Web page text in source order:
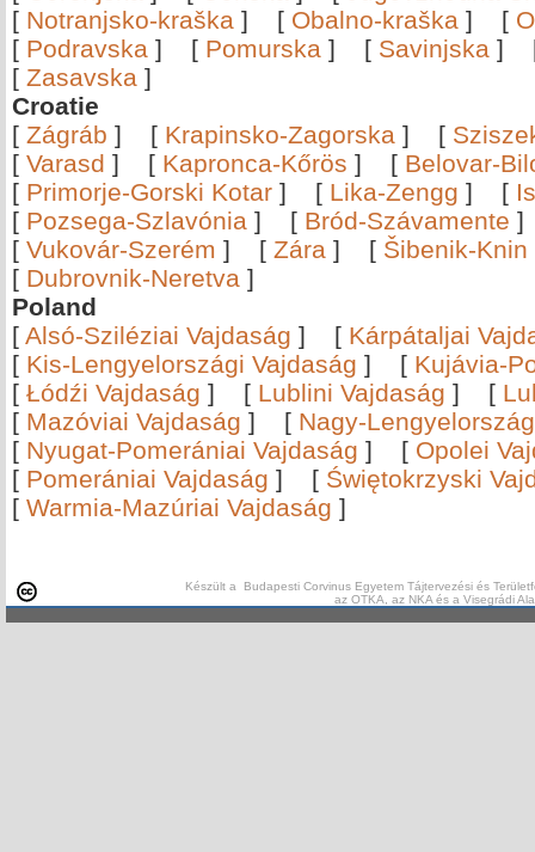
[ Notranjsko-kraška ] [ Obalno-kraška ] [
[ Podravska ] [ Pomurska ] [ Savinjska ]
[ Zasavska ]
Croatie
[ Zágráb ] [ Krapinsko-Zagorska ] [
[ Varasd ] [ Kapronca-Kőrös ] [ Belovar-
[ Primorje-Gorski Kotar ] [ Lika-Zengg ] [
[ Pozsega-Szlavónia ] [ Bród-Szávamente
[ Vukovár-Szerém ] [ Zára ] [ Šibenik-Knin
[ Dubrovnik-Neretva ]
Poland
[ Alsó-Sziléziai Vajdaság ] [ Kárpátaljai
[ Kis-Lengyelországi Vajdaság ] [ Kujávia-
[ Łódźi Vajdaság ] [ Lublini Vajdaság ] [
[ Mazóviai Vajdaság ] [ Nagy-
[ Nyugat-Pomerániai Vajdaság ] [ Opolei
[ Pomerániai Vajdaság ] [ Świętokrzyski
[ Warmia-Mazúriai Vajdaság ]
Készült a Budapesti Corvinus Egyetem Tájtervezési és
az OTKA, az NKA és a Visegrádi